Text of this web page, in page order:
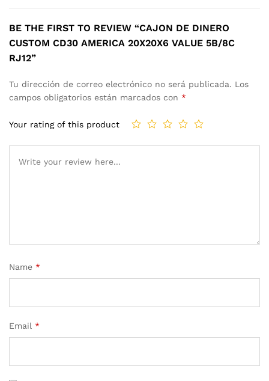
BE THE FIRST TO REVIEW “CAJON DE DINERO
CUSTOM CD30 AMERICA 20X20X6 VALUE 5B/8C
RJ12”
Tu dirección de correo electrónico no será publicada. Los
campos obligatorios están marcados con *
Your rating of this product
Name *
Email *